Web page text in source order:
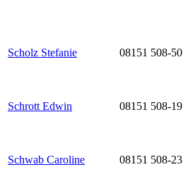
Scholz Stefanie 08151 508-50
Schrott Edwin 08151 508-19
Schwab Caroline 08151 508-23